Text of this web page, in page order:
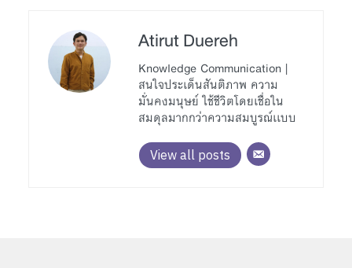
Atirut Duereh
Knowledge Communication |
สนใจประเด็นสันติภาพ ความ
มั่นคงมนุษย์ ใช้ชีวิตโดยเชื่อใน
สมดุลมากกว่าความสมบูรณ์เเบบ
View all posts